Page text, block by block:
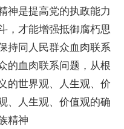
神是提高党的执政能力
，才能增强抵御腐朽思
持同人民群众血肉联系
的血肉联系问题，从根
的世界观、人生观、价
、人生观、价值观的确
精神